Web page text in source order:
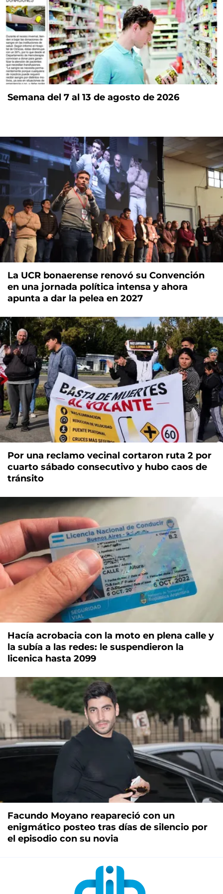
Semana del 7 al 13 de agosto de 2026
La UCR bonaerense renovó su Convención
en una jornada política intensa y ahora
apunta a dar la pelea en 2027
Por una reclamo vecinal cortaron ruta 2 por
cuarto sábado consecutivo y hubo caos de
tránsito
Hacía acrobacia con la moto en plena calle y
la subía a las redes: le suspendieron la
licenica hasta 2099
Facundo Moyano reapareció con un
enigmático posteo tras días de silencio por
el episodio con su novia